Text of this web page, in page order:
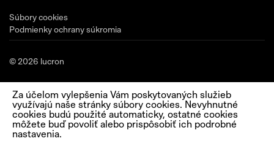
© 2026 lucron
Podmienky ochrany súkromia
Súbory cookies
Za účelom vylepšenia Vám poskytovaných služieb
využívajú naše stránky súbory cookies. Nevyhnutné
cookies budú použité automaticky, ostatné cookies
môžete buď povoliť alebo prispôsobiť ich podrobné
nastavenia.